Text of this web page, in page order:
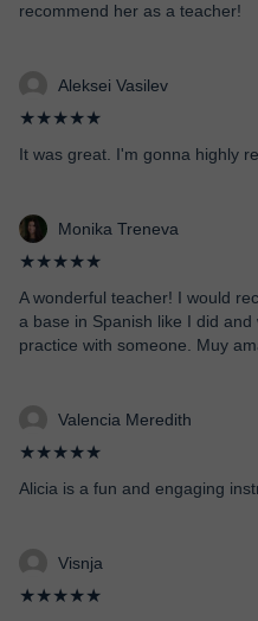
recommend her as a teacher!
Aleksei Vasilev
★★★★★
It was great. I'm gonna highly
Monika Treneva
★★★★★
A wonderful teacher! I would
a base in Spanish like I did
practice with someone. Muy
Valencia Meredith
★★★★★
Alicia is a fun and engaging
Visnja
★★★★★